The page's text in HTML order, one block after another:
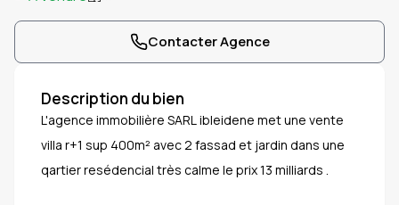
Contacter Agence
Description du bien
L'agence immobilière SARL ibleidene met une vente
villa r+1 sup 400m² avec 2 fassad et jardin dans une
qartier resédencial très calme le prix 13 milliards .